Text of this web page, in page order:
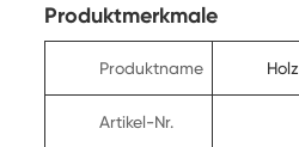
Produktmerkmale
Produktname
Artikel-Nr.